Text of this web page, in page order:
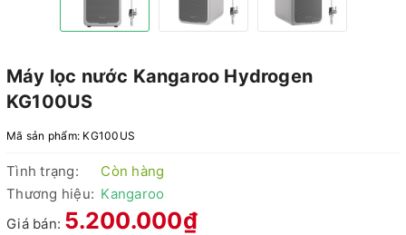
Máy lọc nước Kangaroo Hydrogen
KG100US
Mã sản phẩm: KG100US
Tình trạng:
Còn hàng
Thương hiệu: Kangaroo
Giá bán: 5.200.000₫